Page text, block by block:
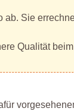
Sie
Qualität